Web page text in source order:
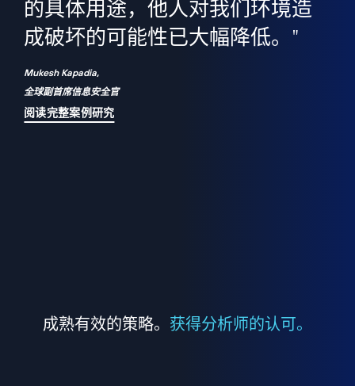
的具体用途，他人对我们环境造
成破坏的可能性已大幅降低。"
Mukesh Kapadia,
全球副首席信息安全官
阅读完整案例研究
成熟有效的策略。 获得分析师的认可。